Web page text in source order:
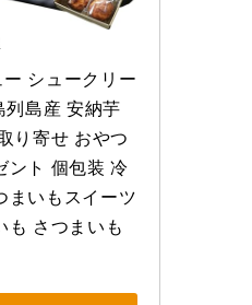
シュークリー
列島産 安納芋
り寄せ おやつ
ント 個包装 冷
まいもスイーツ
も さつまいも